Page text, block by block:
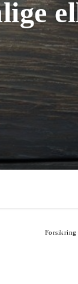
Forsikring